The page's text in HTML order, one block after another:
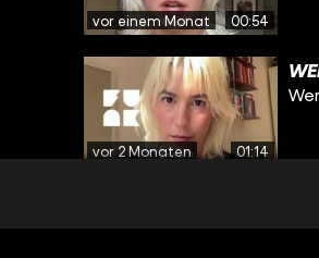
vor einem Monat 00:54
vor 2 Monaten 01:14